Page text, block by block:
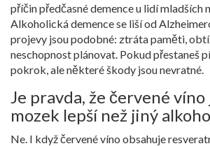
příčin předčasné demence u lidí mladších
Alkoholická demence se liší od
projevy jsou podobné: ztráta paměti,
neschopnost plánovat. Pokud přestaneš
pokrok, ale některé škody jsou nevratné.
Je pravda, že červené
mozek lepší než jiný
Ne. I když červené víno obsahuje